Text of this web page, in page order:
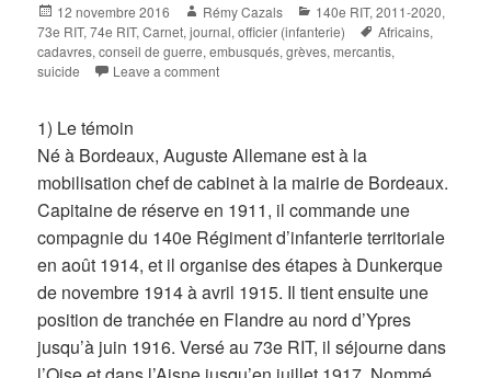
Posted
on
12 novembre 2016 Author
Rémy Cazals Categories
140e RIT,2011-2020,
73e RIT,74e RIT,Carnet, journal,officier (infanterie) Tags
Africains,
cadavres,conseil de guerre,embusqués,grèves,mercantis,
suicide
Leave a comment
1) Le témoin
Né à Bordeaux, Auguste Allemane est à la
mobilisation chef de cabinet à la mairie de Bordeaux.
Capitaine de réserve en 1911, il commande une
compagnie du 140e Régiment d’infanterie territoriale
en août 1914, et il organise des étapes à Dunkerque
de novembre 1914 à avril 1915. Il tient ensuite une
position de tranchée en Flandre au nord d’Ypres
jusqu’à juin 1916. Versé au 73e RIT, il séjourne dans